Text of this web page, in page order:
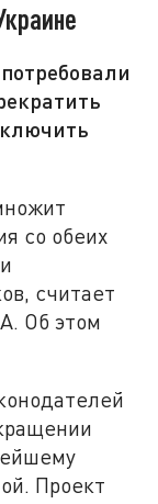
со обеих
считает
Об этом
Проект